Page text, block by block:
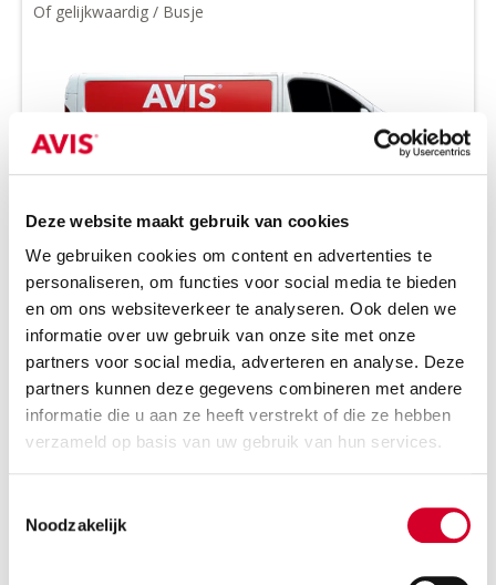
Deze website maakt gebruik van cookies
We gebruiken cookies om content en advertenties te
personaliseren, om functies voor social media te bieden
en om ons websiteverkeer te analyseren. Ook delen we
informatie over uw gebruik van onze site met onze
partners voor social media, adverteren en analyse. Deze
partners kunnen deze gegevens combineren met andere
informatie die u aan ze heeft verstrekt of die ze hebben
verzameld op basis van uw gebruik van hun services.
Noodzakelijk
Of gelijkwaardig / Busje
Minimale leeftijd bestuurder 21 jaar
Trekhaak op aanvraag
Handgeschakeld
3 zitplaatsen
4 deuren
1180 kg laadverm.
6 m³ inhoud.
Rijbewijs B
Airco